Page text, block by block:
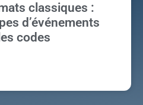
classiques :
d’événements
codes